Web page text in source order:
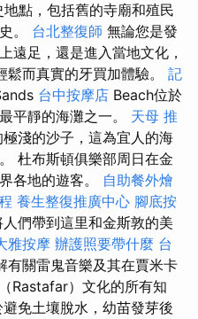
點，包括舊的寺廟和殖民
。 台北整復師 無論您是發
遠足，還是進入當地文化，
鬆而真實的牙買加體驗。 記
台中按摩店 Beach位於
平靜的海灘之一。 天母 推
淺的沙子，這為宜人的海
杜布斯頓俱樂部周日在金
各地的遊客。 自助餐外燴
養生整復推廣中心 腳底按
們帶到這里和金斯敦的美
雅按摩 辦護照要帶什麼 台
有關雷鬼音樂及其在賈米卡
Rastafar）文化的所有知
免土壤脫水，幼苗發芽後